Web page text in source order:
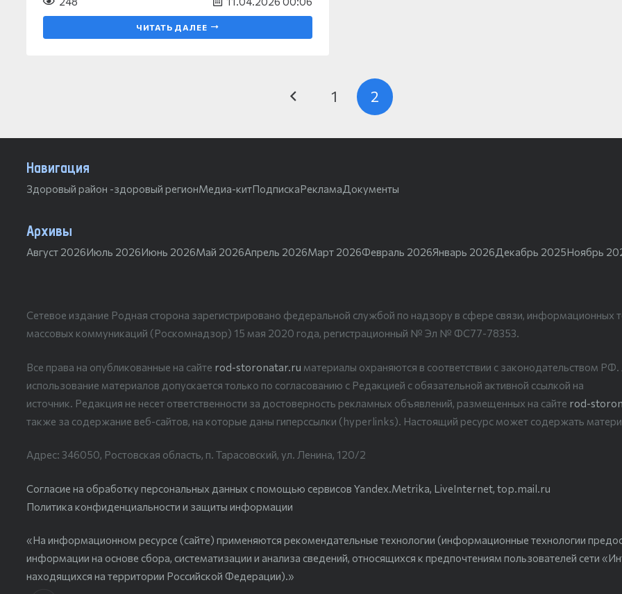
ЧИТАТЬ ДАЛЕЕ
1 2
Навигация
Здоровый район -здоровый регионМедиа-китПодпискаРеклама Документы
Архивы
Август 2026Июль 2026Июнь 2026Май 2026Апрель 2026Март 2026Февраль 2026Январь 2026 Декабрь 2025Ноябрь
Сетевое издание Родная сторона зарегистрировано федеральной службой по надзору в сфере связи, информационных
массовых коммуникаций (Роскомнадзор) 15 мая 2020 года, регистрационный № Эл № ФС77-78353.
Все права на опубликованные на сайте rod-storonatar.ru материалы охраняются в соответствии с законодательством
использование материалов допускается только по согласованию с Редакцией с обязательной активной ссылкой на
источник. Редакция не несет ответственности за достоверность рекламных объявлений, размещенных на сайте rod-
также за содержание веб-сайтов, на которые даны гиперссылки (hyperlinks). Настоящий ресурс может содержать
Адрес: 346050, Ростовская область, п. Тарасовский, ул. Ленина, 120/2
Согласие на обработку персональных данных с помощью сервисов Yandex.Metrika, LiveInternet, top.mail.ru
Политика конфиденциальности и защиты информации
«На информационном ресурсе (сайте) применяются рекомендательные технологии (информационные технологии
информации на основе сбора, систематизации и анализа сведений, относящихся к предпочтениям пользователей сети
находящихся на территории Российской Федерации).»